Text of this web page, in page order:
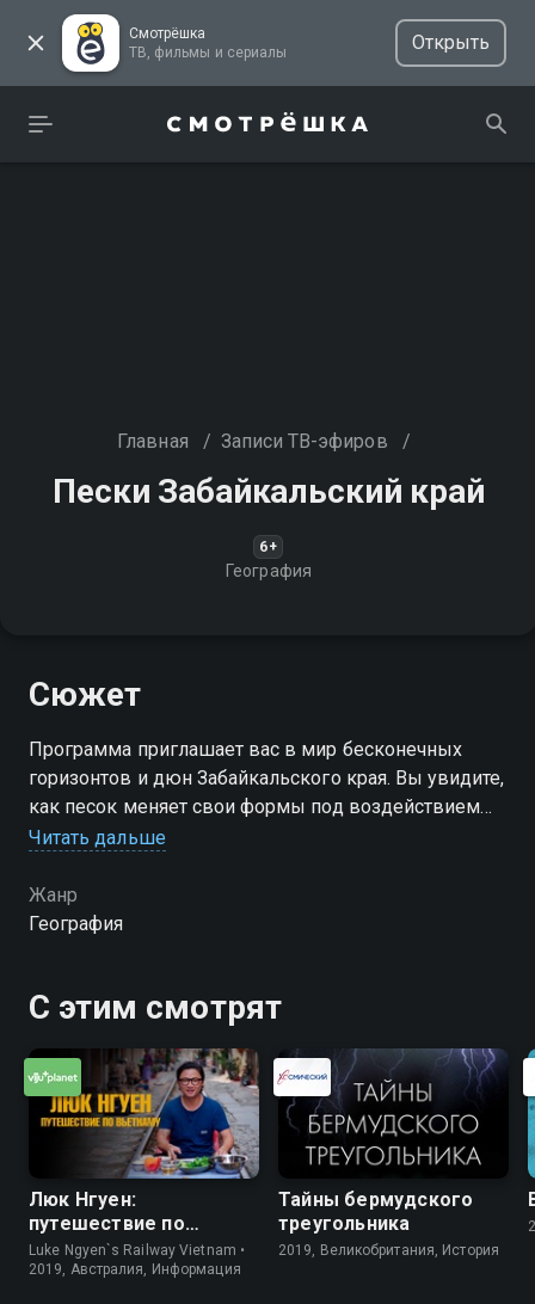
Смотрёшка
ТВ, фильмы и сериалы
Открыть
Главная / Записи ТВ-эфиров /
Пески Забайкальский край
6+
География
Сюжет
Программа приглашает вас в мир бесконечных
горизонтов и дюн Забайкальского края. Вы увидите,
как песок меняет свои формы под воздействием
ветра, и услышите его мягкий шорох
Читать дальше
Жанр
География
С этим смотрят
Люк Нгуен:
путешествие по
Вьетнаму
Luke Ngyen`s Railway Vietnam •
2019, Австралия, Информация
Тайны бермудского
треугольника
2019, Великобритания, История